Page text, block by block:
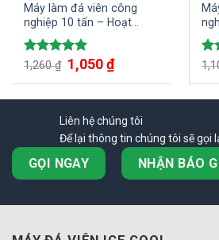
Máy làm đá viên công
nghiệp 10 tấn – Hoạt
động ổn định, bền bỉ
trong mọi điều kiện
Được xếp
5.00
1,260₫ 1,050₫
Liên hệ chúng tôi
Để lại thông tin chúng tôi sẽ gọi
GỌI NGAY NHẬN BÁO